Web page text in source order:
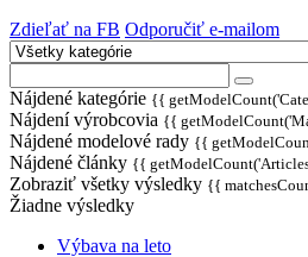
Zdieľať na FB Odporučiť e-mailom
Nájdené kategórie {{
Nájdení výrobcovia {{
Nájdené modelové rady {{
Nájdené články {{
Zobraziť všetky výsledky {{
Žiadne výsledky
Výbava na leto